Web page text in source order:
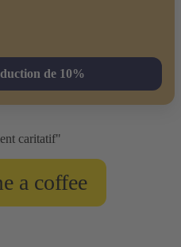
de 10%
caritatif"
a coffee